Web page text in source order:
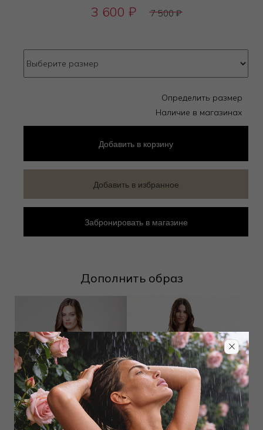
Дополнить образ
3 600 ₽ 7 500₽
Определить размер
Наличие в магазинах
Добавить в корзину
Добавить в избранное
Забронировать в магазине